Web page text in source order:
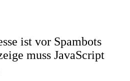
ist vor Spambots
muss JavaScript